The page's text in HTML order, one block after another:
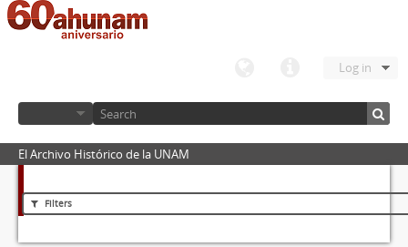
Log in
El Archivo Histórico de la UNAM
Filters